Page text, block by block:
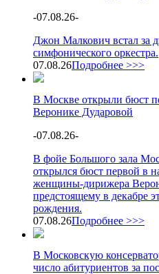
-07.08.26-
Джон Малкович встал за
симфонического оркестра.
07.08.26Подробнее >>>
В Москве открыли бюст
Веронике Дударовой
-07.08.26-
В фойе Большого зала
открылся бюст первой в
женщины-дирижера
предстоящему в декабре
рождения.
07.08.26Подробнее >>>
В Московскую
число абитуриентов за